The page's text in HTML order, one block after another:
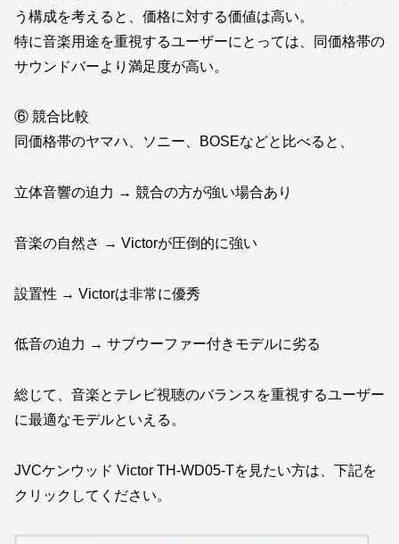
う構成を考えると、価格に対する価値は高い。
特に音楽用途を重視するユーザーにとっては、同価格帯の
サウンドバーより満足度が高い。
⑥ 競合比較
同価格帯のヤマハ、ソニー、BOSEなどと比べると、
立体音響の迫力 → 競合の方が強い場合あり
音楽の自然さ → Victorが圧倒的に強い
設置性 → Victorは非常に優秀
低音の迫力 → サブウーファー付きモデルに劣る
総じて、音楽とテレビ視聴のバランスを重視するユーザー
に最適なモデルといえる。
JVCケンウッド Victor TH‑WD05‑Tを見たい方は、下記を
クリックしてください。